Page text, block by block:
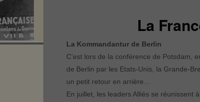
La
La Kommandantur de Berlin
C’est lors de la conférence de Potsdam,
de Berlin par les Etats-Unis, la Grande-
un petit retour en arrière…
En juillet, les leaders Alliés se réunissent